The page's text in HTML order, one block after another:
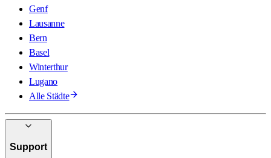
Genf
Lausanne
Bern
Basel
Winterthur
Lugano
Alle Städte
Support